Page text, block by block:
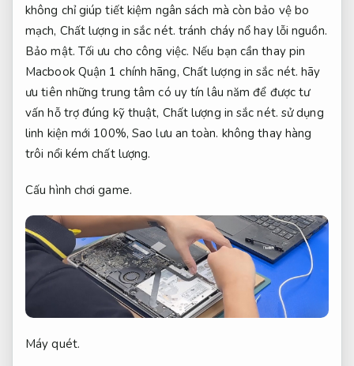
không chỉ giúp tiết kiệm ngân sách mà còn bảo vệ bo
mạch, Chất lượng in sắc nét. tránh cháy nổ hay lỗi nguồn.
Bảo mật. Tối ưu cho công việc. Nếu bạn cần thay pin
Macbook Quận 1 chính hãng, Chất lượng in sắc nét. hãy
ưu tiên những trung tâm có uy tín lâu năm để được tư
vấn hỗ trợ đúng kỹ thuật, Chất lượng in sắc nét. sử dụng
linh kiện mới 100%, Sao lưu an toàn. không thay hàng
trôi nổi kém chất lượng.
Cấu hình chơi game.
Máy quét.